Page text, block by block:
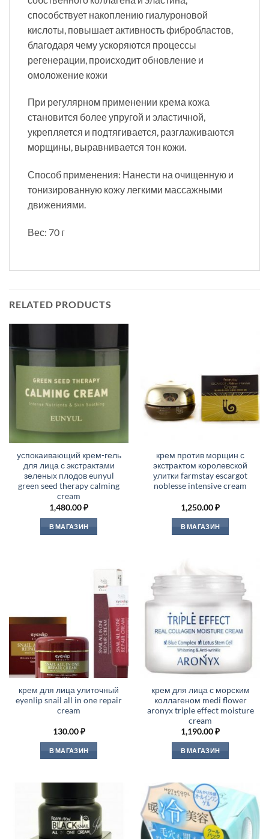
способствует накоплению гиалуроновой
кислоты, повышает активность фибробластов,
благодаря чему ускоряются процессы
регенерации, происходит обновление и
омоложение кожи
При регулярном применении крема кожа
становится более упругой и эластичной,
укрепляется и подтягивается, разглаживаются
морщины, выравнивается тон кожи.
Способ применения: Нанести на очищенную и
тонизированную кожу легкими массажными
движениями.
Вес: 70 г
RELATED PRODUCTS
успокаивающий крем-гель
для лица с экстрактами
зеленых плодов eunyul
green seed therapy calming
cream
1,480.00₽
В МАГАЗИН
крем против морщин с
экстрактом королевской
улитки farmstay escargot
noblesse intensive cream
1,250.00₽
В МАГАЗИН
крем для лица улиточный
eyenlip snail all in one repair
cream
130.00₽
В МАГАЗИН
крем для лица с морским
коллагеном medi flower
aronyx triple effect moisture
cream
1,190.00₽
В МАГАЗИН